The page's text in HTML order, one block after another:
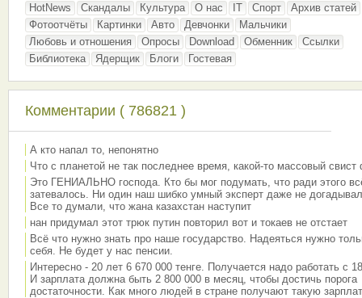
HotNews
Скандалы Культура О нас IT Спорт
Архив статей
Фотоотчёты
Картинки Авто Девчонки
Мальчики
Любовь и отношения
Опросы Download Обменник
Ссылки
Библиотека
Ядерщик Блоги Гостевая
Комментарии ( 786821 )
А кто напал то, непонятно
Что с планетой не так последнее время, какой-то массовый свист
Это ГЕНИАЛЬНО господа. Кто бы мог подумать, что ради этого
затевалось. Ни один наш шибко умный эксперт даже не
Все то думали, что жана казахстан наступит
нан придумал этот трюк путин повторил вот и токаев не отстает
Всё что нужно знать про наше государство. Надеяться нужно
себя. Не будет у нас пенсии.
Интересно - 20 лет 6 670 000 тенге. Получается надо работать с
И зарплата должна быть 2 800 000 в месяц, чтобы достичь порога
достаточности. Как много людей в стране получают такую